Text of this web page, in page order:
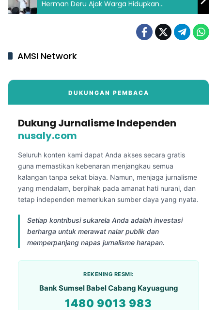
Herman Deru Ajak Warga Hidupkan
Episentrum Sosial
AMSI Network
DUKUNGAN PEMBACA
Dukung Jurnalisme Independen
nusaly.com
Seluruh konten kami dapat Anda akses secara gratis
guna memastikan kebenaran menjangkau semua
kalangan tanpa sekat biaya. Namun, menjaga jurnalisme
yang mendalam, berpihak pada amanat hati nurani, dan
tetap independen memerlukan sumber daya yang nyata.
Setiap kontribusi sukarela Anda adalah investasi
berharga untuk merawat nalar publik dan
memperpanjang napas jurnalisme harapan.
REKENING RESMI:
Bank Sumsel Babel Cabang Kayuagung
1480 9013 983